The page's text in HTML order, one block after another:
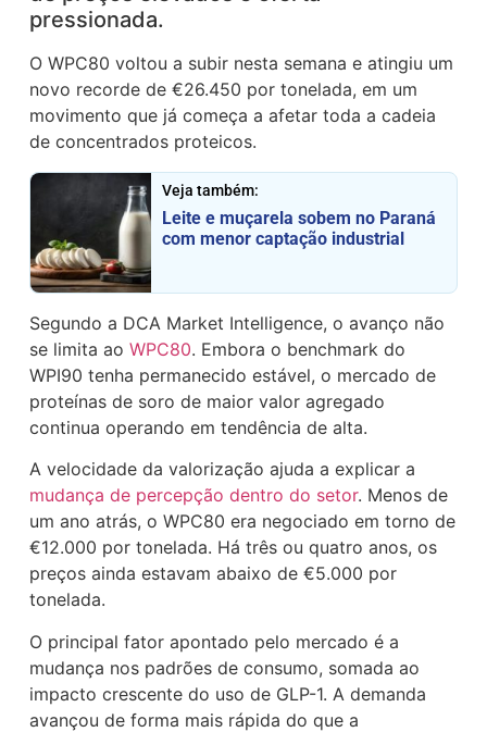
pressionada.
O WPC80 voltou a subir nesta semana e atingiu um
novo recorde de €26.450 por tonelada, em um
movimento que já começa a afetar toda a cadeia
de concentrados proteicos.
Veja também:
Leite e muçarela sobem no Paraná
com menor captação industrial
Segundo a DCA Market Intelligence, o avanço não
se limita aoWPC80. Embora o benchmark do
WPI90 tenha permanecido estável, o mercado de
proteínas de soro de maior valor agregado
continua operando em tendência de alta.
A velocidade da valorização ajuda a explicar a
mudança de percepção dentro do setor. Menos de
um ano atrás, o WPC80 era negociado em torno de
€12.000 por tonelada. Há três ou quatro anos, os
preços ainda estavam abaixo de €5.000 por
tonelada.
O principal fator apontado pelo mercado é a
mudança nos padrões de consumo, somada ao
impacto crescente do uso de GLP-1. A demanda
avançou de forma mais rápida do que a